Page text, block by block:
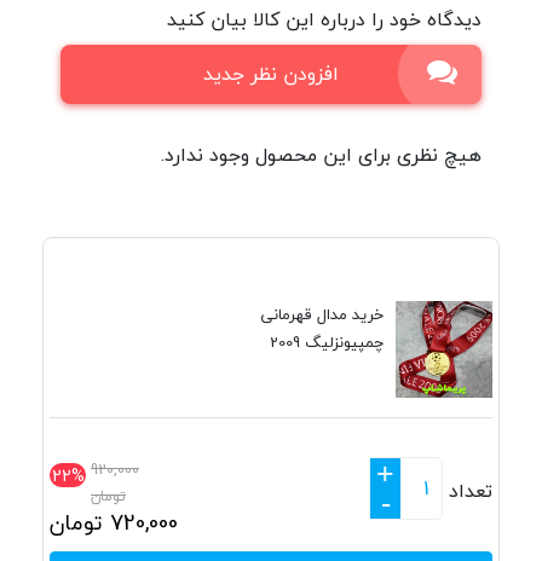
دیدگاه خود را درباره این کالا بیان کنید
افزودن نظر جدید
هیچ نظری برای این محصول وجود ندارد.
خرید مدال قهرمانی
چمپیونزلیگ 2009
22% 920,000
تومان
720,000 تومان
تعداد
+
-